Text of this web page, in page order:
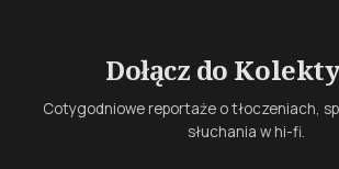
Dołącz do
Cotygodniowe reportaże o tłoczeniach,
słuchania w hi-fi.